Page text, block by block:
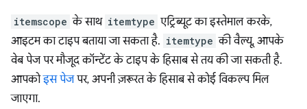
itemscope के साथ itemtype एट्रिब्यूट का इस्तेमाल करके,
आइटम का टाइप बताया जा सकता है. itemtype की वैल्यू, आपके
वेब पेज पर मौजूद कॉन्टेंट के टाइप के हिसाब से तय की जा सकती है.
आपकोइस पेजपर, अपनी ज़रूरत के हिसाब से कोई विकल्प मिल
जाएगा.